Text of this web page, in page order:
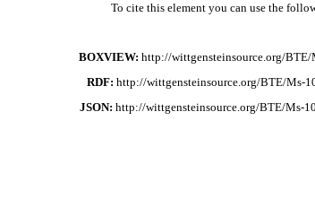
To cite this element you can use the
BOXVIEW: http://wittgensteinsource.org/BTE/
RDF: http://wittgensteinsource.org/BTE/Ms-
JSON: http://wittgensteinsource.org/BTE/Ms-